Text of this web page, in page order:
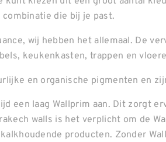
die bij je past.
wij hebben het allemaal. De
keukenkasten, trappen en
en organische pigmenten en
een laag Wallprim aan. Dit zorgt
walls is het verplicht om de
producten. Zonder